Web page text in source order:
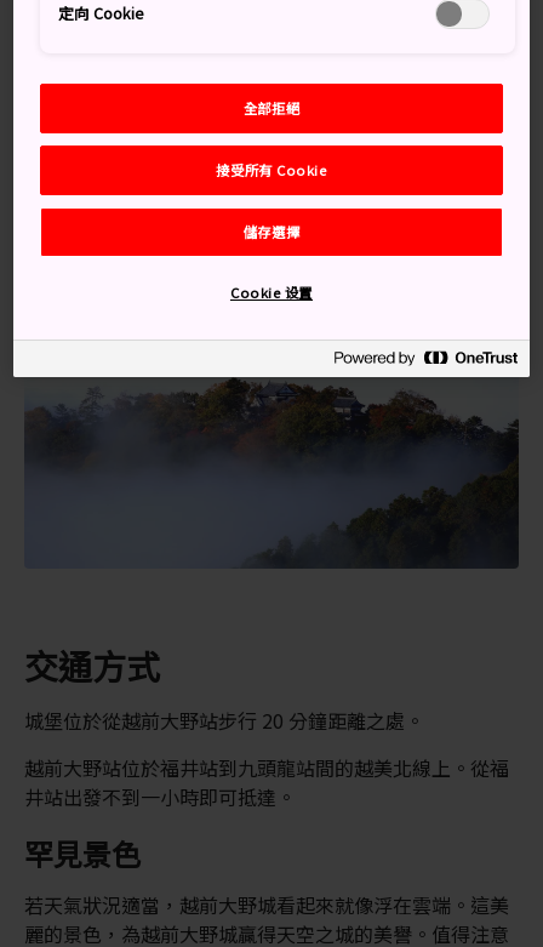
想看到城堡浮在雲上，最佳時機是十一月的黎明到早上
請注意，城堡在十二月到三月間不開放
交通方式
城堡位於從越前大野站步行 20 分鐘距離之處。
越前大野站位於福井站到九頭龍站間的越美北線上。從福
井站出發不到一小時即可抵達。
罕見景色
若天氣狀況適當，越前大野城看起來就像浮在雲端。這美
麗的景色，為越前大野城贏得天空之城的美譽。值得注意
定向 Cookie
全部拒絕
接受所有 Cookie
儲存選擇
Cookie 设置